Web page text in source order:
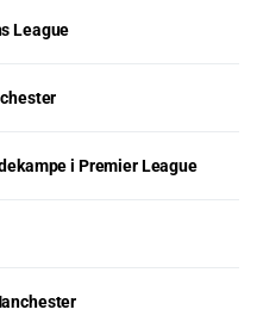
League
i Premier League